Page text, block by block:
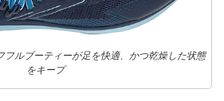
ルブーティーが足を快適、かつ乾燥した状態
をキープ